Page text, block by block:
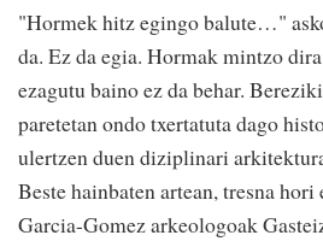
"Hormek hitz egingo balute…"
da. Ez da egia. Hormak mintzo
ezagutu baino ez da behar.
paretetan ondo txertatuta dago
ulertzen duen diziplinari
Beste hainbaten artean, tresna
Garcia-Gomez arkeologoak